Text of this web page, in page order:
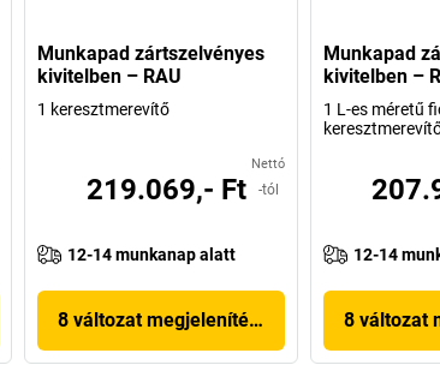
Munkapad zártszelvényes
kivitelben – RAU
1 keresztmerevítő
Nettó
219.069,- Ft -tól
12-14 munkanap alatt
8 változat megjelenítése
Munkapad
kivitelben –
1 L-es méretű
12-14
8 változat